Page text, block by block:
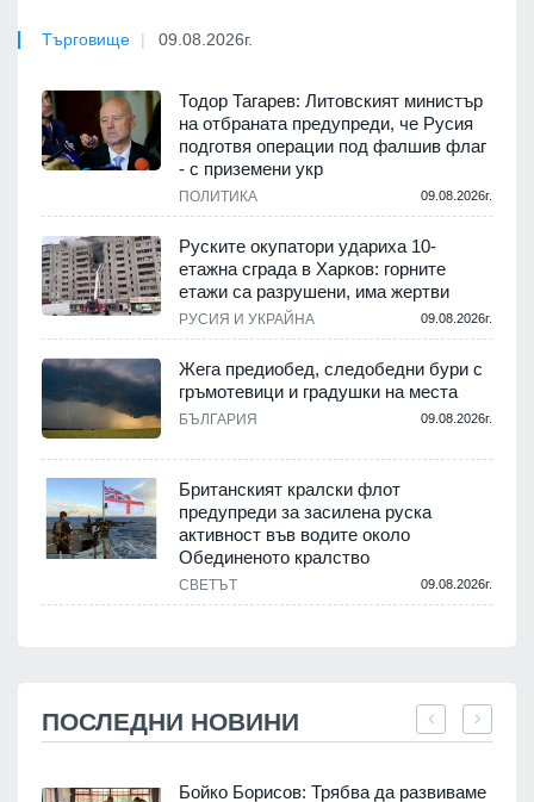
Търговище 09.08.2026г.
Тодор Тагарев: Литовският министър
на отбраната предупреди, че Русия
подготвя операции под фалшив флаг
- с приземени укр
ПОЛИТИКА 09.08.2026г.
Руските окупатори удариха 10-
етажна сграда в Харков: горните
етажи са разрушени, има жертви
РУСИЯ И УКРАЙНА 09.08.2026г.
Жега предиобед, следобедни бури с
гръмотевици и градушки на места
БЪЛГАРИЯ 09.08.2026г.
Британският кралски флот
предупреди за засилена руска
активност във водите около
Обединеното кралство
СВЕТЪТ 09.08.2026г.
ПОСЛЕДНИ НОВИНИ
Бойко Борисов: Трябва да развиваме